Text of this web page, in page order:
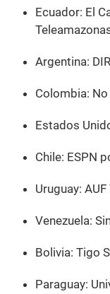
Ecuador: El
Argentina:
Colombia: No
Estados
Chile: ESPN
Uruguay:
Venezuela:
Bolivia: Tigo
Paraguay: